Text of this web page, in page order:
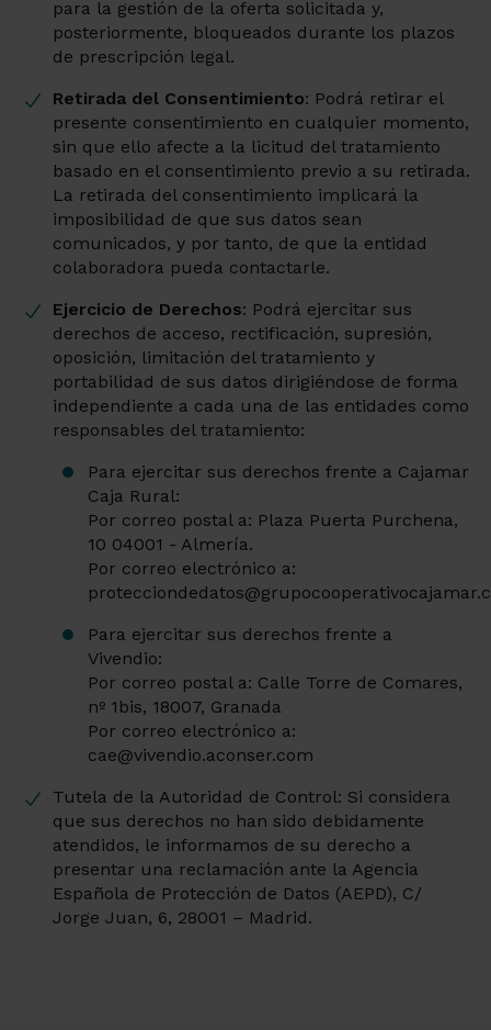
para la gestión de la oferta solicitada y,
posteriormente, bloqueados durante los plazos
de prescripción legal.
Retirada del Consentimiento: Podrá retirar el
presente consentimiento en cualquier momento,
sin que ello afecte a la licitud del tratamiento
basado en el consentimiento previo a su retirada.
La retirada del consentimiento implicará la
imposibilidad de que sus datos sean
comunicados, y por tanto, de que la entidad
colaboradora pueda contactarle.
Ejercicio de Derechos: Podrá ejercitar sus
derechos de acceso, rectificación, supresión,
oposición, limitación del tratamiento y
portabilidad de sus datos dirigiéndose de forma
independiente a cada una de las entidades como
responsables del tratamiento:
Para ejercitar sus derechos frente a Cajamar
Caja Rural:
Por correo postal a: Plaza Puerta Purchena,
10 04001 - Almería.
Por correo electrónico a:
Para ejercitar sus derechos frente a
Vivendio:
Por correo postal a: Calle Torre de Comares,
nº 1bis, 18007, Granada
Por correo electrónico a:
cae@vivendio.aconser.com
Tutela de la Autoridad de Control: Si considera
que sus derechos no han sido debidamente
atendidos, le informamos de su derecho a
presentar una reclamación ante la Agencia
Española de Protección de Datos (AEPD), C/
Jorge Juan, 6, 28001 – Madrid.